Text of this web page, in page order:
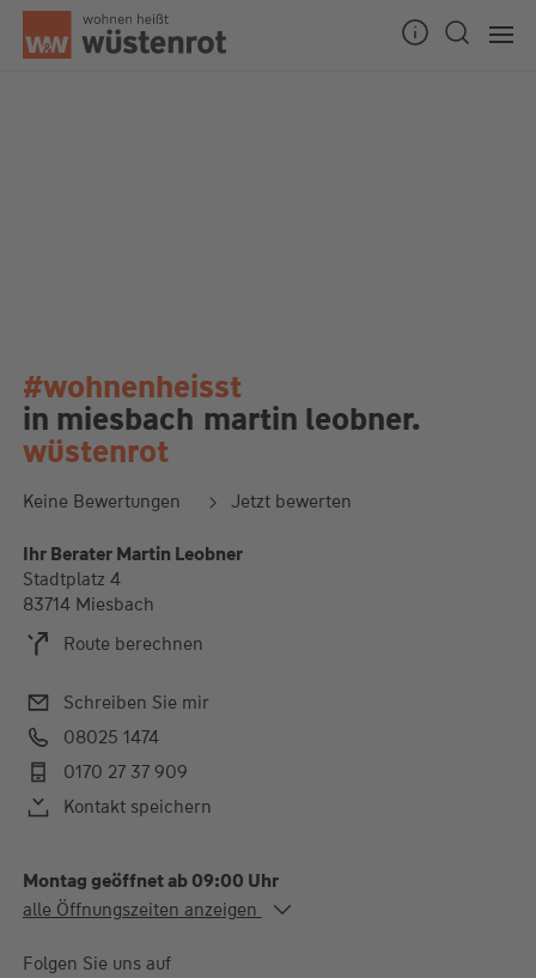
#wohnenheisst
in miesbach martin leobner.
wüstenrot
Keine Bewertungen Jetzt bewerten
Ihr Berater Martin Leobner
Stadtplatz 4
83714 Miesbach
Route berechnen
Schreiben Sie mir
08025 1474
0170 27 37 909
Kontakt speichern
Montag geöffnet ab 09:00 Uhr
Alle Öffnungszeiten
Termin gerne auch Nachmittags gemäß Vereinbarung
alle Öffnungszeiten anzeigen
Folgen Sie uns auf